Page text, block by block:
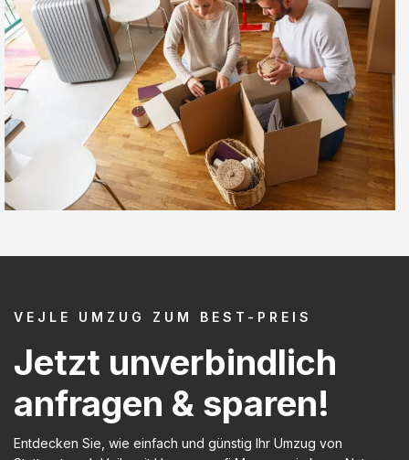
VEJLE UMZUG ZUM BEST-PREIS
Jetzt unverbindlich
anfragen & sparen!
Entdecken Sie, wie einfach und günstig Ihr Umzug von